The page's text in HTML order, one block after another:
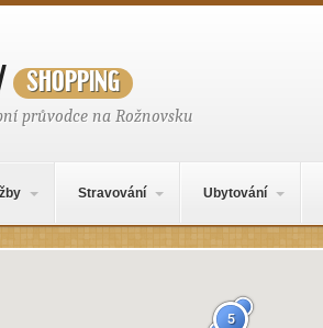
shopping
průvodce na Rožnovsku
Stravování Ubytování
5